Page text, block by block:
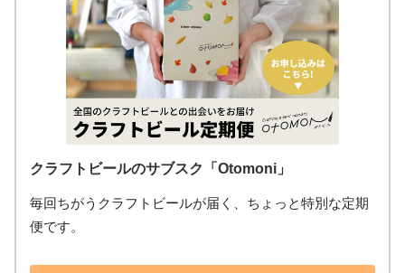
クラフトビールのサブスク「Otomoni」
毎回ちがうクラフトビールが届く、ちょっと特別な定期
便です。